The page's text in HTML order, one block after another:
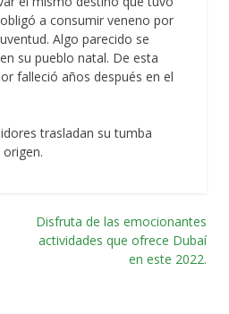
a consumir veneno por
Algo parecido se
su pueblo natal. De esta
falleció años después en el
trasladan su tumba
Disfruta de las emocionantes
actividades que ofrece Dubaí
en este 2022.